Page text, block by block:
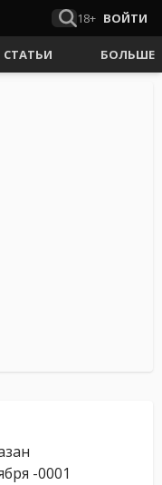
18+ ВОЙТИ
СТАТЬИ БОЛЬШЕ
-0001